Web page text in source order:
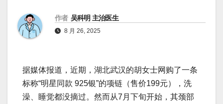
作者 吴科明 主治医生
8 月 26, 2025
据媒体报道，近期，湖北武汉的胡女士网购了一条
标称“明星同款 925银”的项链（售价199元），洗
澡、睡觉都没摘过。然而从7月下旬开始，其颈部